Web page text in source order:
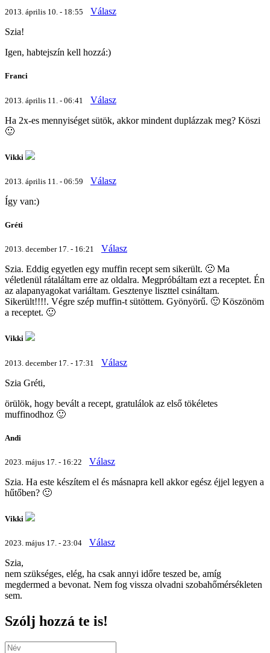
2013. április 10. - 18:55
Válasz
Szia!
Igen, habtejszín kell hozzá:)
Franci
2013. április 11. - 06:41
Válasz
Ha 2x-es mennyiséget sütök, akkor mindent duplázzak meg? Köszi
🙂
Vikki
2013. április 11. - 06:59
Válasz
Így van:)
Gréti
2013. december 17. - 16:21
Válasz
Szia. Eddig egyetlen egy muffin recept sem sikerült. 🙁 Ma
véletlenül rátaláltam erre az oldalra. Megpróbáltam ezt a receptet. Én
az alapanyagokat variáltam. Gesztenye liszttel csináltam.
Sikerült!!!!. Végre szép muffin-t sütöttem. Gyönyörű. 🙂 Köszönöm
a receptet. 🙂
Vikki
2013. december 17. - 17:31
Válasz
Szia Gréti,
örülök, hogy bevált a recept, gratulálok az első tökéletes
muffinodhoz 🙂
Andi
2023. május 17. - 16:22
Válasz
Szia. Ha este készítem el és másnapra kell akkor egész éjjel legyen a
hűtőben? 🙂
Vikki
2023. május 17. - 23:04
Válasz
Szia,
nem szükséges, elég, ha csak annyi időre teszed be, amíg
megdermed a bevonat. Nem fog vissza olvadni szobahőmérsékleten
sem.
Szólj hozzá te is!